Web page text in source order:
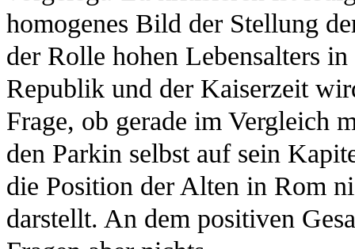
homogenes Bild der Stellung
der Rolle hohen Lebensalters
Republik und der Kaiserzeit
Frage, ob gerade im Vergleich
den Parkin selbst auf sein
die Position der Alten in Rom
darstellt. An dem positiven